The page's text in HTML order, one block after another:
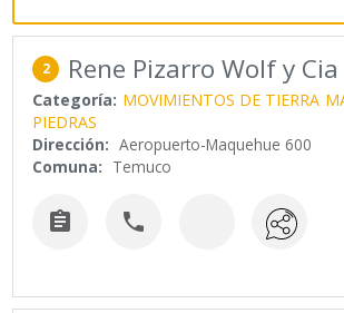
2 Rene Pizarro Wolf y
Categoría: MOVIMIENTOS DE TIERRA
PIEDRAS
Dirección: Aeropuerto-Maquehue 600
Comuna: Temuco
 